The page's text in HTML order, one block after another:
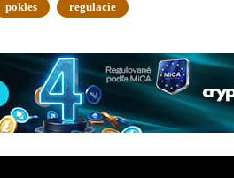
pokles regulacie